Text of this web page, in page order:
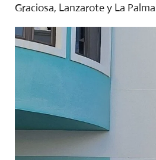
Graciosa, Lanzarote y La